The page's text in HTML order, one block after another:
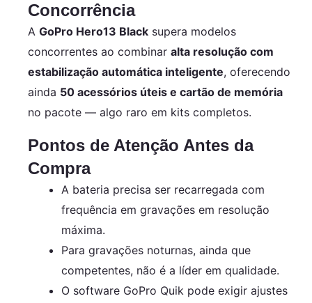
Concorrência
A GoPro Hero13 Black supera modelos
concorrentes ao combinar alta resolução com
estabilização automática inteligente, oferecendo
ainda 50 acessórios úteis e cartão de memória
no pacote — algo raro em kits completos.
Pontos de Atenção Antes da
Compra
A bateria precisa ser recarregada com
frequência em gravações em resolução
máxima.
Para gravações noturnas, ainda que
competentes, não é a líder em qualidade.
O software GoPro Quik pode exigir ajustes